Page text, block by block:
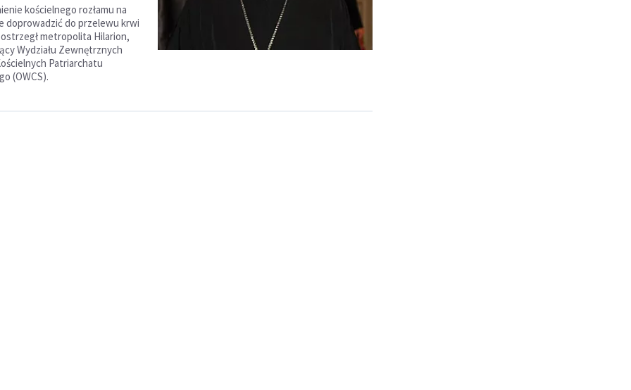
kościelnego rozłamu na
doprowadzić do przelewu krwi
metropolita Hilarion,
Wydziału Zewnętrznych
Patriarchatu
(OWCS).